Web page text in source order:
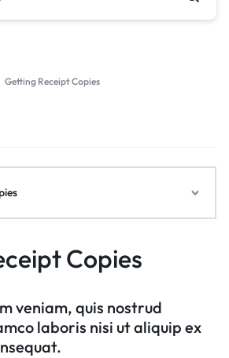
Getting Receipt Copies
Copies
veniam, quis nostrud
laboris nisi ut aliquip ex